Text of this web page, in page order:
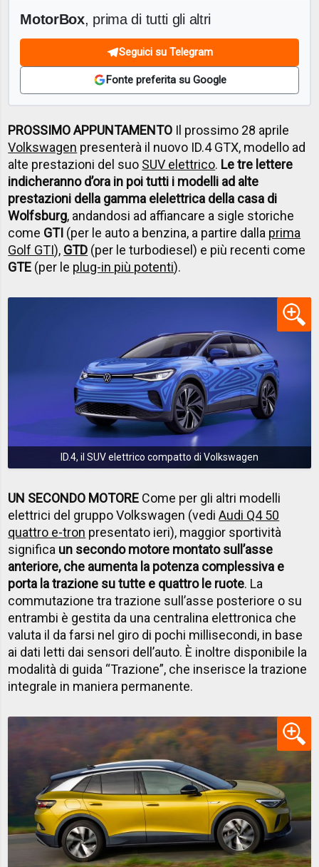
MotorBox, prima di tutti gli altri
Seguici su Telegram
Fonte preferita su Google
PROSSIMO APPUNTAMENTO Il prossimo 28 aprile
Volkswagen presenterà il nuovo ID.4 GTX, modello ad
alte prestazioni del suo SUV elettrico. Le tre lettere
indicheranno d’ora in poi tutti i modelli ad alte
prestazioni della gamma elelettrica della casa di
Wolfsburg, andandosi ad affiancare a sigle storiche
come GTI (per le auto a benzina, a partire dalla prima
Golf GTI), GTD (per le turbodiesel) e più recenti come
GTE (per le plug-in più potenti).
ID.4, il SUV elettrico compatto di Volkswagen
UN SECONDO MOTORE Come per gli altri modelli
elettrici del gruppo Volkswagen (vediAudi Q4 50
quattro e-tron presentato ieri), maggior sportività
significa un secondo motore montato sull’asse
anteriore, che aumenta la potenza complessiva e
porta la trazione su tutte e quattro le ruote. La
commutazione tra trazione sull’asse posteriore o su
entrambi è gestita da una centralina elettronica che
valuta il da farsi nel giro di pochi millisecondi, in base
ai dati letti dai sensori dell’auto. È inoltre disponibile la
modalità di guida “Trazione”, che inserisce la trazione
integrale in maniera permanente.